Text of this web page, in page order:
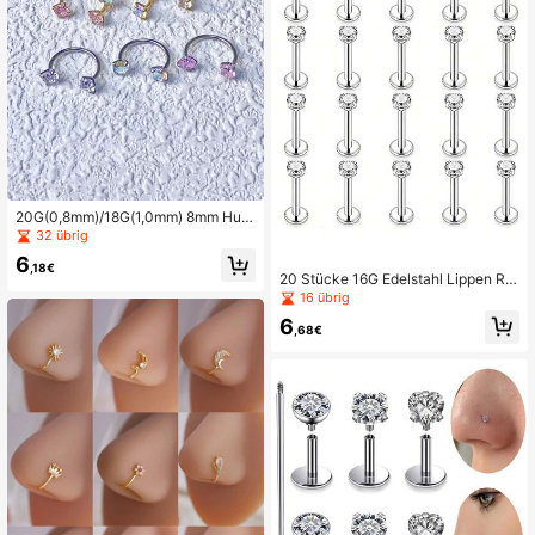
20G(0,8mm)/18G(1,0mm) 8mm Hufe
isen Nasenring mit Edelsteinen und
kostenlosem Kugelhalter (Upgrade
Version)
32 übrig
6 ,18€
20 Stücke 16G Edelstahl Lippen Rin
ge, Nasenringe, Knorpel Ohrringe, T
ragus Ohrringe, unisex Piercing Sch
muck, 8mm
16 übrig
6 ,68€